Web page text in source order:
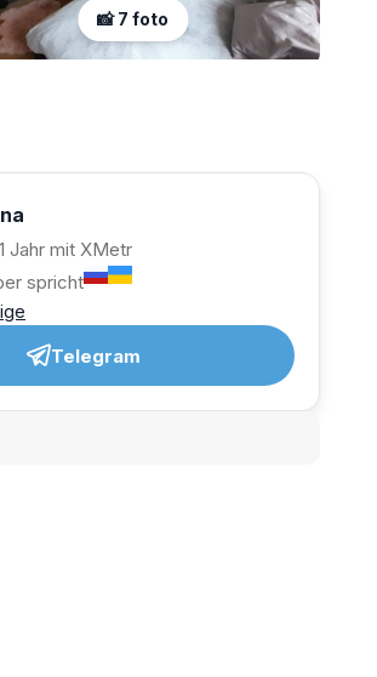
📸 7 foto
Jahr mit XMetr
spricht
Telegram